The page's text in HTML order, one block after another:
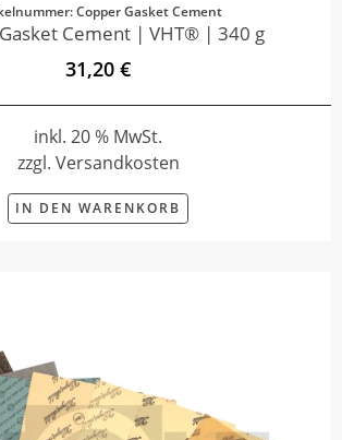
Copper Gasket Cement
Cement | VHT® | 340 g
31,20 €
inkl. 20 % MwSt.
zzgl. Versandkosten
IN DEN WARENKORB